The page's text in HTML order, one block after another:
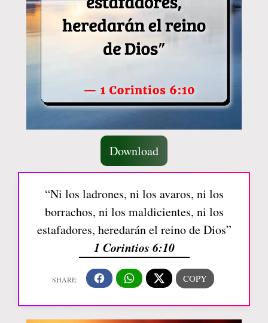
Download
“Ni los ladrones, ni los avaros, ni los
borrachos, ni los maldicientes, ni los
estafadores, heredarán el reino de Dios”
1 Corintios 6:10